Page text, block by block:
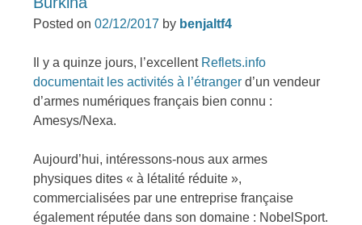
Posted on02/12/2017 by benjaltf4
Il y a quinze jours, l’excellent Reflets.info
documentait les activités à l’étranger d’un vendeur
d’armes numériques français bien connu :
Amesys/Nexa.
Aujourd’hui, intéressons-nous aux armes
physiques dites « à létalité réduite »,
commercialisées par une entreprise française
également réputée dans son domaine : NobelSport.